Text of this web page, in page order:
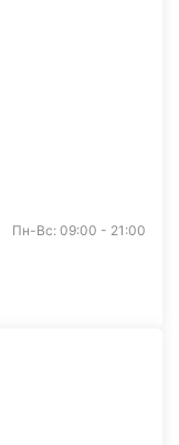
Пн-Вс: 09:00 - 21:00